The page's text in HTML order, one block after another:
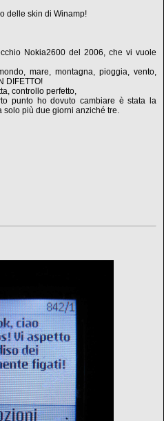
delle skin di Winamp!
Nokia2600 del 2006, che vi vuole
mare, montagna, pioggia, vento,
DIFETTO!
controllo perfetto,
punto ho dovuto cambiare è stata la
solo più due giorni anziché tre.